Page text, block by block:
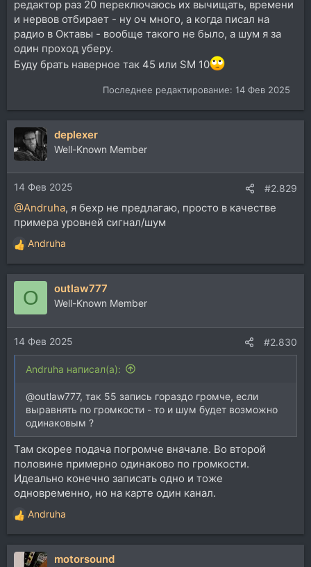
редактор раз 20 переключаюсь их вычищать, времени
и нервов отбирает - ну оч много, а когда писал на
радио в Октавы - вообще такого не было, а шум я за
один проход уберу.
Буду брать наверное так 45 или SM 10
Последнее редактирование: 14 Фев 2025
deplexer
Well-Known Member
14 Фев 2025 #2.829
@Andruha, я бехр не предлагаю, просто в качестве
примера уровней сигнал/шум
Р
е
а
и
и
:
Andruha
O outlaw777
Well-Known Member
14 Фев 2025 #2.830
Andruha написал(а):
@outlaw777, так 55 запись гораздо громче, если
выравнять по громкости - то и шум будет возможно
одинаковым ?
Там скорее подача погромче вначале. Во второй
половине примерно одинаково по громкости.
Идеально конечно записать одно и тоже
одновременно, но на карте один канал.
Р
е
а
Andruha
motorsound